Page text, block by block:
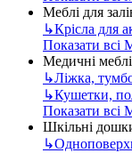
Меблі для
↳Крісла для
Показати всі
Медичні меблі
↳Ліжка,
↳Кушетки,
Показати всі
Шкільні
↳